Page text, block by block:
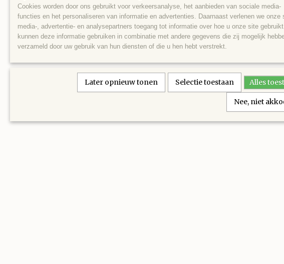
Cookies worden door ons gebruikt voor verkeersanalyse, het aanbieden van sociale media-
functies en het personaliseren van informatie en advertenties. Daarnaast verlenen we onze
media-, advertentie- en analysepartners toegang tot informatie over hoe u onze site
kunnen deze informatie gebruiken in combinatie met andere gegevens die zij mogelijk
verzameld door uw gebruik van hun diensten of die u hen hebt verstrekt.
Later opnieuw tonen Selectie toestaan Alles
Nee, niet